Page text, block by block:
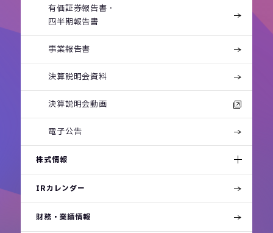
有価証券報告書・
四半期報告書
事業報告書
決算説明会資料
決算説明会動画
電子公告
株式情報
IRカレンダー
財務・業績情報